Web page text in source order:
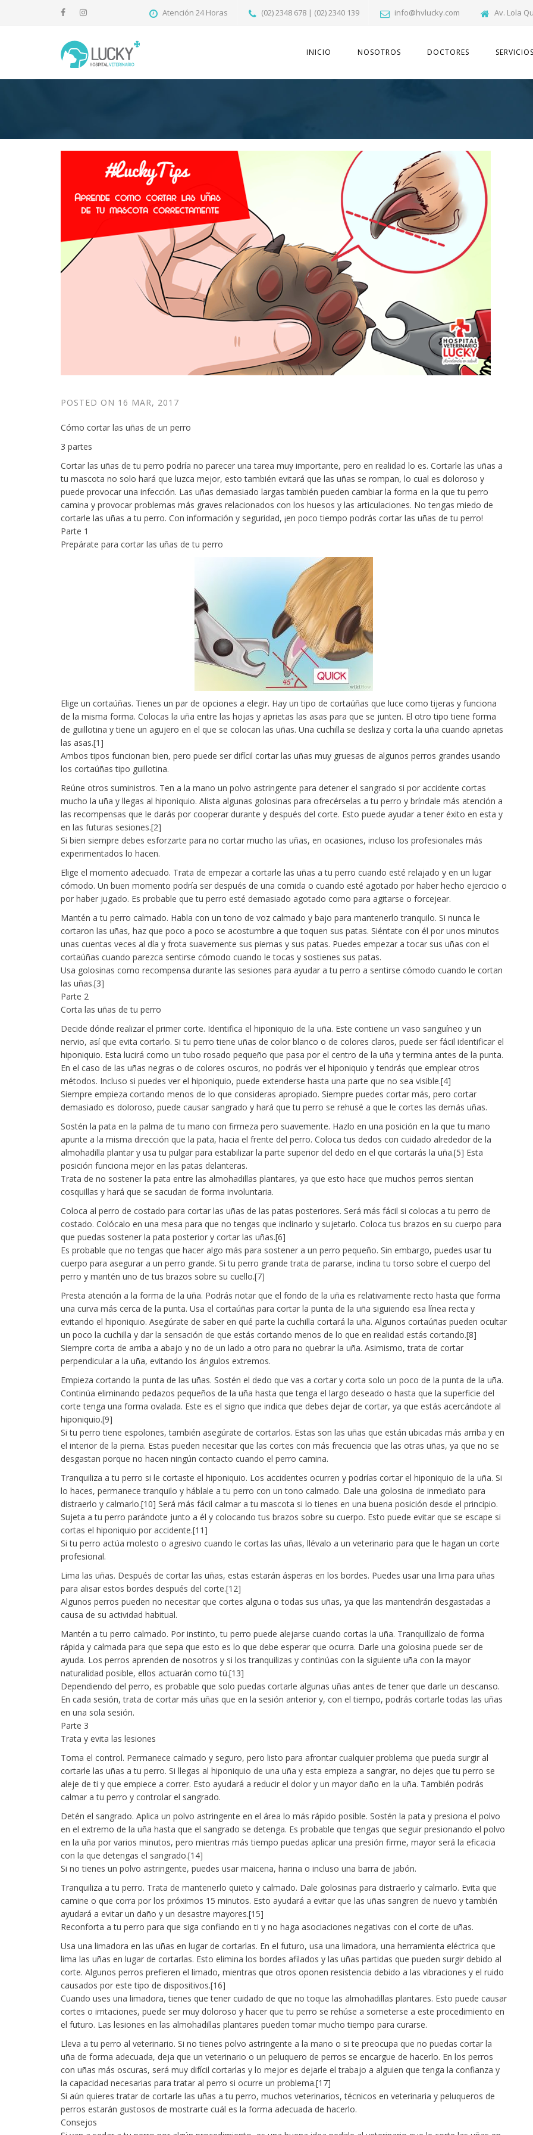
Atención 24 Horas (02) 2348 678 | (02) 2340 139 info@hvlucky.com Av. Lola
INICIO NOSOTROS DOCTORES SERVICIOS
POSTED ON 16 MAR, 2017
Cómo cortar las uñas de un perro
3 partes
Cortar las uñas de tu perro podría no parecer una tarea muy importante, pero en realidad lo es. Cortarle las uñas a
tu mascota no solo hará que luzca mejor, esto también evitará que las uñas se rompan, lo cual es doloroso y
puede provocar una infección. Las uñas demasiado largas también pueden cambiar la forma en la que tu perro
camina y provocar problemas más graves relacionados con los huesos y las articulaciones. No tengas miedo de
cortarle las uñas a tu perro. Con información y seguridad, ¡en poco tiempo podrás cortar las uñas de tu perro!
Parte 1
Prepárate para cortar las uñas de tu perro
Elige un cortaúñas. Tienes un par de opciones a elegir. Hay un tipo de cortaúñas que luce como tijeras y funciona
de la misma forma. Colocas la uña entre las hojas y aprietas las asas para que se junten. El otro tipo tiene forma
de guillotina y tiene un agujero en el que se colocan las uñas. Una cuchilla se desliza y corta la uña cuando aprietas
las asas.[1]
Ambos tipos funcionan bien, pero puede ser difícil cortar las uñas muy gruesas de algunos perros grandes usando
los cortaúñas tipo guillotina.
Reúne otros suministros. Ten a la mano un polvo astringente para detener el sangrado si por accidente cortas
mucho la uña y llegas al hiponiquio. Alista algunas golosinas para ofrecérselas a tu perro y bríndale más atención a
las recompensas que le darás por cooperar durante y después del corte. Esto puede ayudar a tener éxito en esta y
en las futuras sesiones.[2]
Si bien siempre debes esforzarte para no cortar mucho las uñas, en ocasiones, incluso los profesionales más
experimentados lo hacen.
Elige el momento adecuado. Trata de empezar a cortarle las uñas a tu perro cuando esté relajado y en un lugar
cómodo. Un buen momento podría ser después de una comida o cuando esté agotado por haber hecho ejercicio o
por haber jugado. Es probable que tu perro esté demasiado agotado como para agitarse o forcejear.
Mantén a tu perro calmado. Habla con un tono de voz calmado y bajo para mantenerlo tranquilo. Si nunca le
cortaron las uñas, haz que poco a poco se acostumbre a que toquen sus patas. Siéntate con él por unos minutos
unas cuentas veces al día y frota suavemente sus piernas y sus patas. Puedes empezar a tocar sus uñas con el
cortaúñas cuando parezca sentirse cómodo cuando le tocas y sostienes sus patas.
Usa golosinas como recompensa durante las sesiones para ayudar a tu perro a sentirse cómodo cuando le cortan
las uñas.[3]
Parte 2
Corta las uñas de tu perro
Decide dónde realizar el primer corte. Identifica el hiponiquio de la uña. Este contiene un vaso sanguíneo y un
nervio, así que evita cortarlo. Si tu perro tiene uñas de color blanco o de colores claros, puede ser fácil identificar el
hiponiquio. Esta lucirá como un tubo rosado pequeño que pasa por el centro de la uña y termina antes de la punta.
En el caso de las uñas negras o de colores oscuros, no podrás ver el hiponiquio y tendrás que emplear otros
métodos. Incluso si puedes ver el hiponiquio, puede extenderse hasta una parte que no sea visible.[4]
Siempre empieza cortando menos de lo que consideras apropiado. Siempre puedes cortar más, pero cortar
demasiado es doloroso, puede causar sangrado y hará que tu perro se rehusé a que le cortes las demás uñas.
Sostén la pata en la palma de tu mano con firmeza pero suavemente. Hazlo en una posición en la que tu mano
apunte a la misma dirección que la pata, hacia el frente del perro. Coloca tus dedos con cuidado alrededor de la
almohadilla plantar y usa tu pulgar para estabilizar la parte superior del dedo en el que cortarás la uña.[5] Esta
posición funciona mejor en las patas delanteras.
Trata de no sostener la pata entre las almohadillas plantares, ya que esto hace que muchos perros sientan
cosquillas y hará que se sacudan de forma involuntaria.
Coloca al perro de costado para cortar las uñas de las patas posteriores. Será más fácil si colocas a tu perro de
costado. Colócalo en una mesa para que no tengas que inclinarlo y sujetarlo. Coloca tus brazos en su cuerpo para
que puedas sostener la pata posterior y cortar las uñas.[6]
Es probable que no tengas que hacer algo más para sostener a un perro pequeño. Sin embargo, puedes usar tu
cuerpo para asegurar a un perro grande. Si tu perro grande trata de pararse, inclina tu torso sobre el cuerpo del
perro y mantén uno de tus brazos sobre su cuello.[7]
Presta atención a la forma de la uña. Podrás notar que el fondo de la uña es relativamente recto hasta que forma
una curva más cerca de la punta. Usa el cortaúñas para cortar la punta de la uña siguiendo esa línea recta y
evitando el hiponiquio. Asegúrate de saber en qué parte la cuchilla cortará la uña. Algunos cortaúñas pueden ocultar
un poco la cuchilla y dar la sensación de que estás cortando menos de lo que en realidad estás cortando.[8]
Siempre corta de arriba a abajo y no de un lado a otro para no quebrar la uña. Asimismo, trata de cortar
perpendicular a la uña, evitando los ángulos extremos.
Empieza cortando la punta de las uñas. Sostén el dedo que vas a cortar y corta solo un poco de la punta de la uña.
Continúa eliminando pedazos pequeños de la uña hasta que tenga el largo deseado o hasta que la superficie del
corte tenga una forma ovalada. Este es el signo que indica que debes dejar de cortar, ya que estás acercándote al
hiponiquio.[9]
Si tu perro tiene espolones, también asegúrate de cortarlos. Estas son las uñas que están ubicadas más arriba y en
el interior de la pierna. Estas pueden necesitar que las cortes con más frecuencia que las otras uñas, ya que no se
desgastan porque no hacen ningún contacto cuando el perro camina.
Tranquiliza a tu perro si le cortaste el hiponiquio. Los accidentes ocurren y podrías cortar el hiponiquio de la uña. Si
lo haces, permanece tranquilo y háblale a tu perro con un tono calmado. Dale una golosina de inmediato para
distraerlo y calmarlo.[10] Será más fácil calmar a tu mascota si lo tienes en una buena posición desde el principio.
Sujeta a tu perro parándote junto a él y colocando tus brazos sobre su cuerpo. Esto puede evitar que se escape si
cortas el hiponiquio por accidente.[11]
Si tu perro actúa molesto o agresivo cuando le cortas las uñas, llévalo a un veterinario para que le hagan un corte
profesional.
Lima las uñas. Después de cortar las uñas, estas estarán ásperas en los bordes. Puedes usar una lima para uñas
para alisar estos bordes después del corte.[12]
Algunos perros pueden no necesitar que cortes alguna o todas sus uñas, ya que las mantendrán desgastadas a
causa de su actividad habitual.
Mantén a tu perro calmado. Por instinto, tu perro puede alejarse cuando cortas la uña. Tranquilízalo de forma
rápida y calmada para que sepa que esto es lo que debe esperar que ocurra. Darle una golosina puede ser de
ayuda. Los perros aprenden de nosotros y si los tranquilizas y continúas con la siguiente uña con la mayor
naturalidad posible, ellos actuarán como tú.[13]
Dependiendo del perro, es probable que solo puedas cortarle algunas uñas antes de tener que darle un descanso.
En cada sesión, trata de cortar más uñas que en la sesión anterior y, con el tiempo, podrás cortarle todas las uñas
en una sola sesión.
Parte 3
Trata y evita las lesiones
Toma el control. Permanece calmado y seguro, pero listo para afrontar cualquier problema que pueda surgir al
cortarle las uñas a tu perro. Si llegas al hiponiquio de una uña y esta empieza a sangrar, no dejes que tu perro se
aleje de ti y que empiece a correr. Esto ayudará a reducir el dolor y un mayor daño en la uña. También podrás
calmar a tu perro y controlar el sangrado.
Detén el sangrado. Aplica un polvo astringente en el área lo más rápido posible. Sostén la pata y presiona el polvo
en el extremo de la uña hasta que el sangrado se detenga. Es probable que tengas que seguir presionando el polvo
en la uña por varios minutos, pero mientras más tiempo puedas aplicar una presión firme, mayor será la eficacia
con la que detengas el sangrado.[14]
Si no tienes un polvo astringente, puedes usar maicena, harina o incluso una barra de jabón.
Tranquiliza a tu perro. Trata de mantenerlo quieto y calmado. Dale golosinas para distraerlo y calmarlo. Evita que
camine o que corra por los próximos 15 minutos. Esto ayudará a evitar que las uñas sangren de nuevo y también
ayudará a evitar un daño y un desastre mayores.[15]
Reconforta a tu perro para que siga confiando en ti y no haga asociaciones negativas con el corte de uñas.
Usa una limadora en las uñas en lugar de cortarlas. En el futuro, usa una limadora, una herramienta eléctrica que
lima las uñas en lugar de cortarlas. Esto elimina los bordes afilados y las uñas partidas que pueden surgir debido al
corte. Algunos perros prefieren el limado, mientras que otros oponen resistencia debido a las vibraciones y el ruido
causados por este tipo de dispositivos.[16]
Cuando uses una limadora, tienes que tener cuidado de que no toque las almohadillas plantares. Esto puede causar
cortes o irritaciones, puede ser muy doloroso y hacer que tu perro se rehúse a someterse a este procedimiento en
el futuro. Las lesiones en las almohadillas plantares pueden tomar mucho tiempo para curarse.
Lleva a tu perro al veterinario. Si no tienes polvo astringente a la mano o si te preocupa que no puedas cortar la
uña de forma adecuada, deja que un veterinario o un peluquero de perros se encargue de hacerlo. En los perros
con uñas más oscuras, será muy difícil cortarlas y lo mejor es dejarle el trabajo a alguien que tenga la confianza y
la capacidad necesarias para tratar al perro si ocurre un problema.[17]
Si aún quieres tratar de cortarle las uñas a tu perro, muchos veterinarios, técnicos en veterinaria y peluqueros de
perros estarán gustosos de mostrarte cuál es la forma adecuada de hacerlo.
Consejos